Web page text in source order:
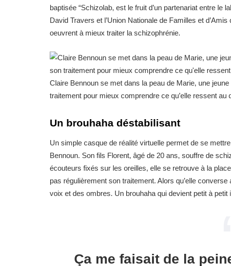
baptisée “Schizolab, est le fruit d’un partenariat entre
David Travers et l’Union Nationale de Familles et
oeuvrent à mieux traiter la schizophrénie.
Claire Bennoun se met dans la peau de Marie, une
traitement pour mieux comprendre ce qu’elle ressent au
Un brouhaha déstabilisant
Un simple casque de réalité virtuelle permet de se
Bennoun. Son fils Florent, âgé de 20 ans, souffre de
écouteurs fixés sur les oreilles, elle se retrouve à la
pas régulièrement son traitement. Alors qu’elle
voix et des ombres. Un brouhaha qui devient petit à petit
Ça me faisait de la